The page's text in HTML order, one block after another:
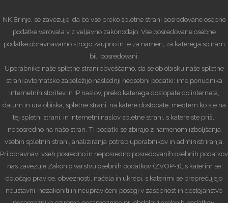
NK Brinje, se zavezuje, da bo vse preko spletne strani posredovane osebne
podatke varovala v z veljavno zakonodajo. Vse posredovane osebne
podatke obravnavamo strogo zaupno in le za namen, za katerega so nam
bili posredovani.
Uporabnike naše spletne strani obveščamo, da se ob obisku naše spletne
strani avtomatsko zabeležijo naslednji neosebni podatki: ime ponudnika
internetnih storitev in IP naslov, preko katerega dostopate do interneta,
datum in ura obiska, spletne strani, na katere dostopate, medtem ko ste na
tej spletni strani, in internetni naslov spletne strani, s katere ste prišli
neposredno na našo stran. Ti podatki se zbirajo z namenom izboljšanja
vsebin spletnih strani, analiziranja potreb uporabnikov in administriranja.
Pri obravnavi vseh posredno in neposredno posredovanih osebnih podatkov
nas zavezuje Zakon o varstvu osebnih podatkov (ZVOP-1), s katerim se
določajo pravice, obveznosti, načela in ukrepi, s katerimi se preprečujejo
neustavni, nezakoniti in neupravičeni posegi v zasebnost in dostojanstvo